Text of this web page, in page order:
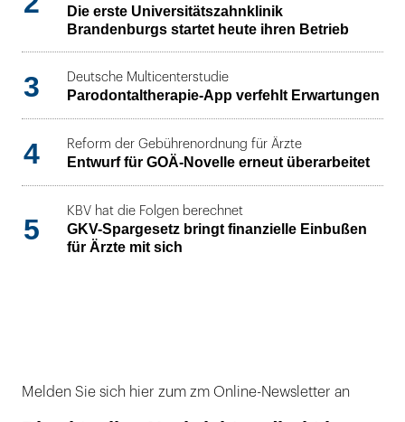
Die erste Universitätszahnklinik
Brandenburgs startet heute ihren Betrieb
3 Deutsche Multicenterstudie
Parodontaltherapie-App verfehlt Erwartungen
4 Reform der Gebührenordnung für Ärzte
Entwurf für GOÄ-Novelle erneut überarbeitet
5
KBV hat die Folgen berechnet
GKV-Spargesetz bringt finanzielle Einbußen
für Ärzte mit sich
Melden Sie sich hier zum zm Online-Newsletter an